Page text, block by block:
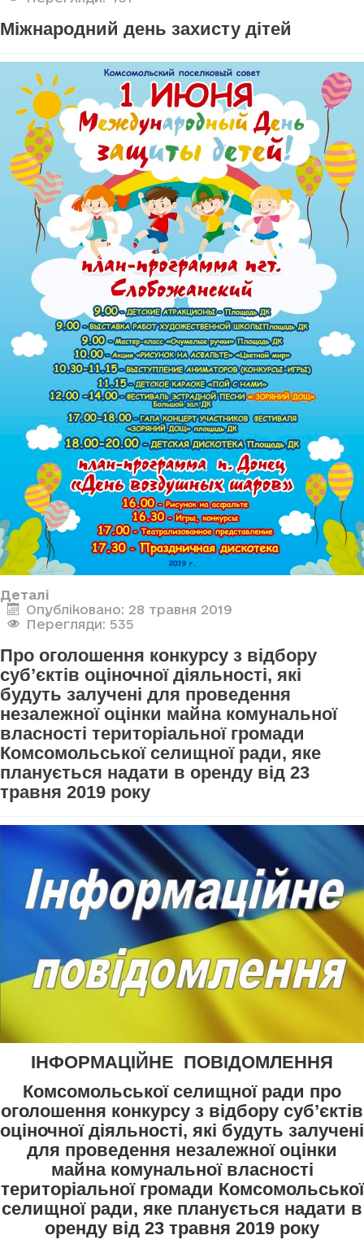
Міжнародний день захисту дітей
Деталі
Опубліковано: 28 травня 2019
Перегляди: 535
Про оголошення конкурсу з відбору
суб’єктів оціночної діяльності, які
будуть залучені для проведення
незалежної оцінки майна комунальної
власності територіальної громади
Комсомольської селищної ради, яке
планується надати в оренду від 23
травня 2019 року
ІНФОРМАЦІЙНЕ ПОВІДОМЛЕННЯ
Комсомольської селищної ради про
оголошення конкурсу з відбору суб’єктів
оціночної діяльності, які будуть залучені
для проведення незалежної оцінки
майна комунальної власності
територіальної громади Комсомольської
селищної ради, яке планується надати в
оренду від 23 травня 2019 року